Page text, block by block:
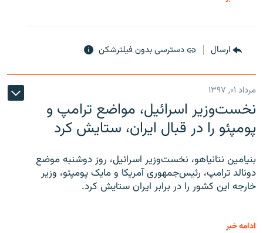
ارسال دسترسی بدون فیلترشکن
مرداد ۰۱, ۱۳۹۷
نخست‌وزیر اسرائیل، مواضع ترامپ و
پومپئو را در قبال ایران، ستایش کرد
بنیامین نتانیاهو، نخست‌وزیر اسرائیل، روز دوشنبه موضع
دونالد ترامپ، رئیس‌جمهوری آمریکا و مایک پومپئو، وزیر
خارجه این کشور را در برابر ایران ستایش کرد.
ادامه خبر